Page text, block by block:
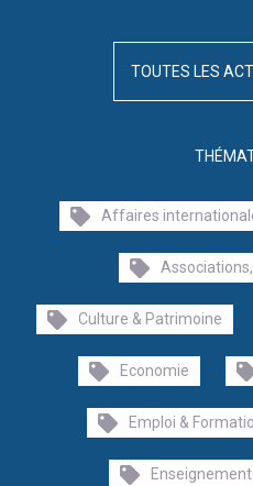
Affaires
Culture & Patrimoine
Economie
Emploi &
TOUTES LES